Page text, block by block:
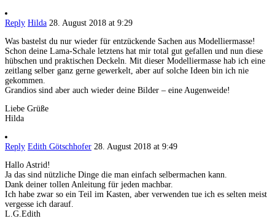
Reply Hilda 28. August 2018 at 9:29
Was bastelst du nur wieder für entzückende Sachen aus Modelliermasse!
Schon deine Lama-Schale letztens hat mir total gut gefallen und nun diese
hübschen und praktischen Deckeln. Mit dieser Modelliermasse hab ich eine
zeitlang selber ganz gerne gewerkelt, aber auf solche Ideen bin ich nie
gekommen.
Grandios sind aber auch wieder deine Bilder – eine Augenweide!
Liebe Grüße
Hilda
Reply Edith Götschhofer 28. August 2018 at 9:49
Hallo Astrid!
Ja das sind nützliche Dinge die man einfach selbermachen kann.
Dank deiner tollen Anleitung für jeden machbar.
Ich habe zwar so ein Teil im Kasten, aber verwenden tue ich es selten meist
vergesse ich darauf.
L.G.Edith